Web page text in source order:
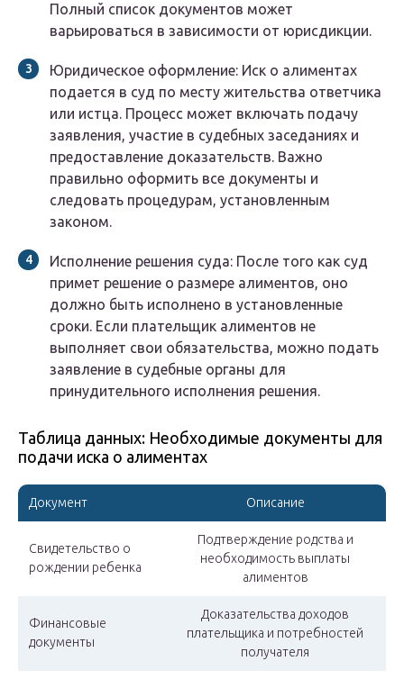
Полный список документов может
варьироваться в зависимости от юрисдикции.
Юридическое оформление: Иск о алиментах
подается в суд по месту жительства ответчика
или истца. Процесс может включать подачу
заявления, участие в судебных заседаниях и
предоставление доказательств. Важно
правильно оформить все документы и
следовать процедурам, установленным
законом.
Исполнение решения суда: После того как суд
примет решение о размере алиментов, оно
должно быть исполнено в установленные
сроки. Если плательщик алиментов не
выполняет свои обязательства, можно подать
заявление в судебные органы для
принудительного исполнения решения.
Таблица данных: Необходимые документы для
подачи иска о алиментах
Документ Описание
Свидетельство о
рождении ребенка
Подтверждение родства и
необходимость выплаты
алиментов
Финансовые
документы
Доказательства доходов
плательщика и потребностей
получателя